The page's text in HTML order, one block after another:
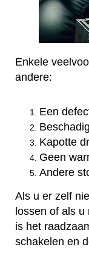
Enkele
andere:
Een
Kapotte
Geen
Andere
Als u er zelf
lossen of als u
is het
schakelen en